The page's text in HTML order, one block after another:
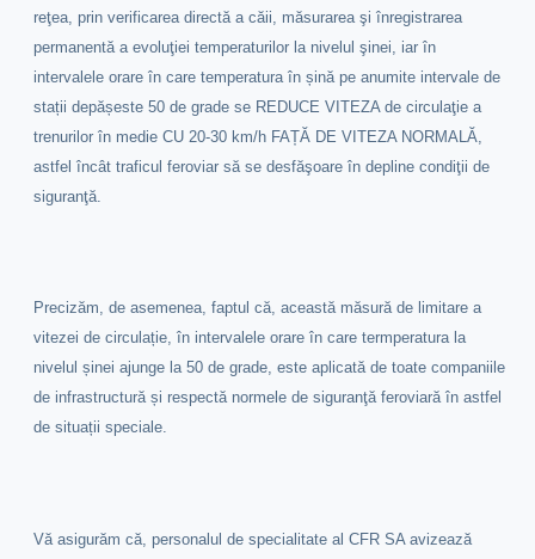
reţea, prin verificarea directă a căii, măsurarea şi înregistrarea
permanentă a evoluţiei temperaturilor la nivelul şinei, iar în
intervalele orare în care temperatura în șină pe anumite intervale de
stații depășeste 50 de grade se REDUCE VITEZA de circulaţie a
trenurilor în medie CU 20-30 km/h FAȚĂ DE VITEZA NORMALĂ,
astfel încât traficul feroviar să se desfăşoare în depline condiţii de
siguranţă.
Precizăm, de asemenea, faptul că, această măsură de limitare a
vitezei de circulație, în intervalele orare în care termperatura la
nivelul șinei ajunge la 50 de grade, este aplicată de toate companiile
de infrastructură și respectă normele de siguranţă feroviară în astfel
de situații speciale.
Vă asigurăm că, personalul de specialitate al CFR SA avizează